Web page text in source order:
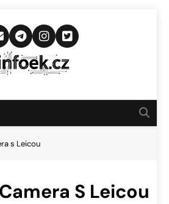
Novinkám
s Leicou
S Leicou